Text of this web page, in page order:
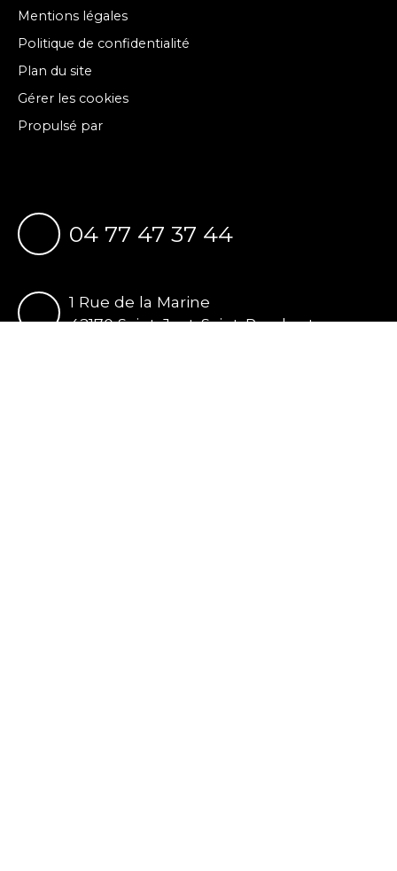
Mentions légales
Politique de confidentialité
Plan du site
Gérer les cookies
Propulsé par
04 77 47 37 44
1 Rue de la Marine
42170 Saint-Just-Saint-Rambert